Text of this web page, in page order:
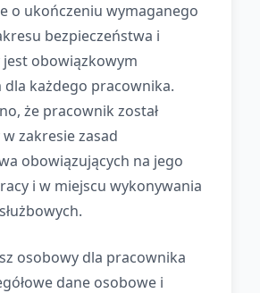
o ukończeniu wymaganego
bezpieczeństwa i
obowiązkowym
każdego pracownika.
że pracownik został
zakresie zasad
obowiązujących na jego
i w miejscu wykonywania
osobowy dla pracownika
dane osobowe i